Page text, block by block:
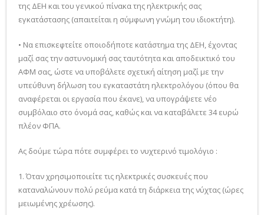
της ΔΕΗ και του γενικού πίνακα της ηλεκτρικής σας
εγκατάστασης (απαιτείται η σύμφωνη γνώμη του ιδιοκτήτη).
• Να επισκεφτείτε οποιοδήποτε κατάστημα της ΔΕΗ, έχοντας
μαζί σας την αστυνομική σας ταυτότητα και αποδεικτικό του
ΑΦΜ σας, ώστε να υποβάλετε σχετική αίτηση μαζί με την
υπεύθυνη δήλωση του εγκαταστάτη ηλεκτρολόγου (όπου θα
αναφέρεται οι εργασία που έκανε), να υπογράψετε νέο
συμβόλαιο στο όνομά σας, καθώς και να καταβάλετε 34 ευρώ
πλέον ΦΠΑ.
Ας δούμε τώρα πότε συμφέρει το νυχτερινό τιμολόγιο :
1. Όταν χρησιμοποιείτε τις ηλεκτρικές συσκευές που
καταναλώνουν πολύ ρεύμα κατά τη διάρκεια της νύχτας (ώρες
μειωμένης χρέωσης).